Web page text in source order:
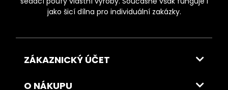
jako šicí dílna pro individuální zakázky.
ZÁKAZNICKÝ ÚČET
O NÁKUPU